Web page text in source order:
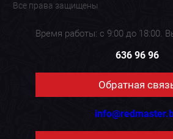
Все права защищены
Время работы: с 9:00 до 18:00.
636 96 96
Обратная